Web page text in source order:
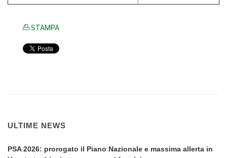
STAMPA
ULTIME NEWS
PSA 2026: prorogato il Piano Nazionale e massima allerta in